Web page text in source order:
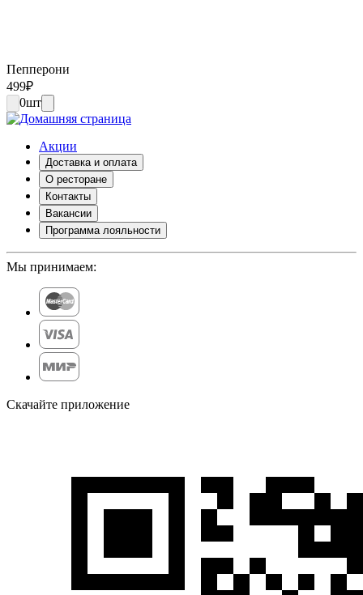
Пепперони
499₽
0шт
Акции
Доставка и оплата
О ресторане
Контакты
Вакансии
Программа лояльности
Мы принимаем:
Скачайте приложение